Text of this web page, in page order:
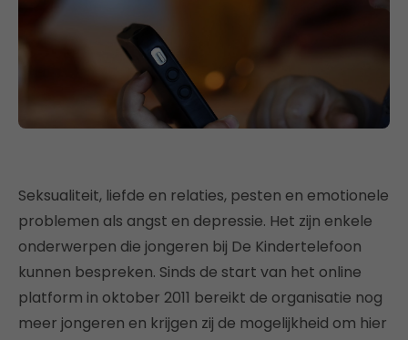
Seksualiteit, liefde en relaties, pesten en emotionele
problemen als angst en depressie. Het zijn enkele
onderwerpen die jongeren bij De Kindertelefoon
kunnen bespreken. Sinds de start van het online
platform in oktober 2011 bereikt de organisatie nog
meer jongeren en krijgen zij de mogelijkheid om hier